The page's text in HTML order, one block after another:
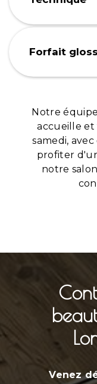
Forfait gloss
Notre
accueille et
samedi,
profiter
notre
Venez